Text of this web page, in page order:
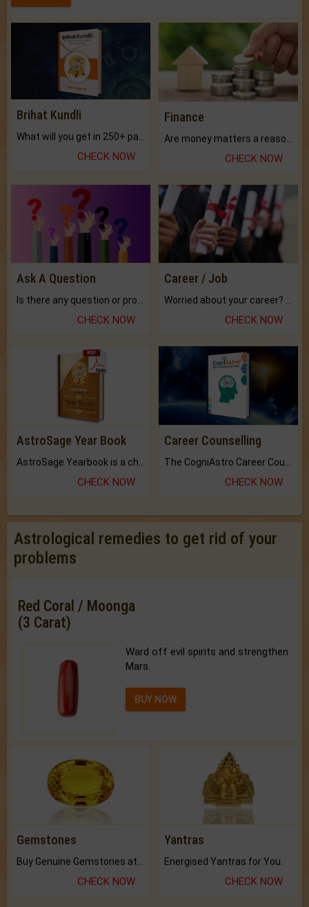
Brihat Kundli
CHECK NOW
Finance
CHECK NOW
Ask A Question
CHECK NOW
Career / Job
CHECK NOW
AstroSage Year Book
CHECK NOW
Career Counselling
CHECK NOW
Astrological remedies to get rid of your
problems
Red Coral / Moonga
(3 Carat)
Ward off evil spirits and strengthen
Mars.
BUY NOW
Gemstones
CHECK NOW
Yantras
Energised Yantras for You.
CHECK NOW